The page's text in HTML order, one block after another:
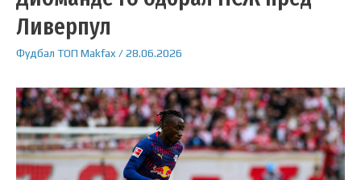
Ливерпул
Фудбал ТОП Makfax/28.06.2026